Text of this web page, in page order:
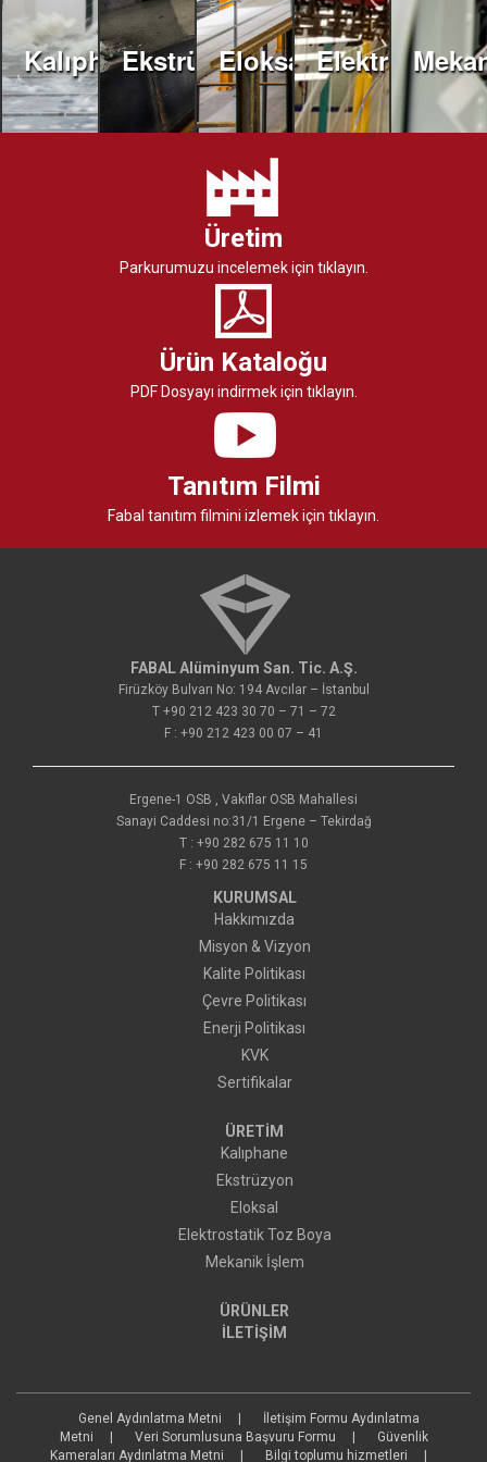
KalıphaneEkstrüzyonEloksalElektrostatik
Üretim
Parkurumuzu incelemek için tıklayın.
Ürün Kataloğu
PDF Dosyayı indirmek için tıklayın.
Tanıtım Filmi
Fabal tanıtım filmini izlemek için tıklayın.
FABAL Alüminyum San. Tic. A.Ş.
Firüzköy Bulvarı No: 194 Avcılar – İstanbul
T +90 212 423 30 70 – 71 – 72
F : +90 212 423 00 07 – 41
Ergene-1 OSB , Vakıflar OSB Mahallesi
Sanayi Caddesi no:31/1 Ergene – Tekirdağ
T : +90 282 675 11 10
F : +90 282 675 11 15
KURUMSAL
Hakkımızda
Misyon & Vizyon
Kalite Politikası
Çevre Politikası
Enerji Politikası
KVK
Sertifikalar
ÜRETİM
Kalıphane
Ekstrüzyon
Eloksal
Elektrostatik Toz Boya
Mekanik İşlem
ÜRÜNLER
İLETİŞİM
Genel Aydınlatma Metni
İletişim Formu Aydınlatma
Metni
Veri Sorumlusuna Başvuru Formu
Güvenlik
Kameraları Aydınlatma Metni
Bilgi toplumu hizmetleri